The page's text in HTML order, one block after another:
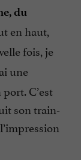
du
en haut,
fois, je
une
C’est
son train-